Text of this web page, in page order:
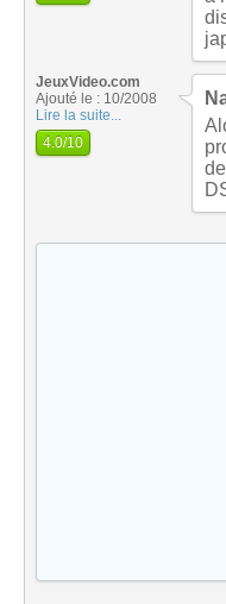
JeuxVideo.com
Ajouté le : 10/2008
Lire la suite...
4.0/10